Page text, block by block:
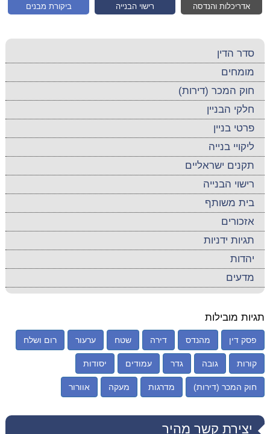
ביקורת מבנים רישוי הבנייה אדריכלות והנדסה
סדר הדין
מומחים
חוק המכר (דירות)
חלקי הבניין
פרטי בניין
ליקויי בנייה
תקנים ישראליים
רישוי הבנייה
בית משותף
אזכורים
תגיות ידניות
יהדות
מדעים
תגיות מובילות
פסק דין מהנדס דירה שטח ערעור רום ושלח
קורות גובה גדר עמודים יסודות
חוק המכר (דירות) מדרגות מעקה אוורור
יצירת קשר מהיר